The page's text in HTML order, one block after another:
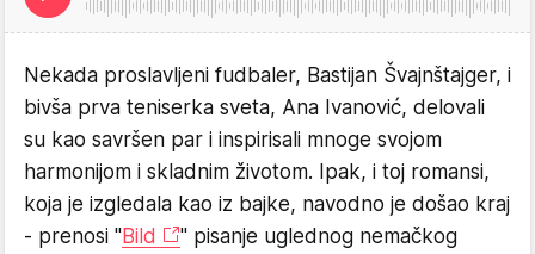
Nekada proslavljeni fudbaler, Bastijan Švajnštajger, i
bivša prva teniserka sveta, Ana Ivanović, delovali
su kao savršen par i inspirisali mnoge svojom
harmonijom i skladnim životom. Ipak, i toj romansi,
koja je izgledala kao iz bajke, navodno je došao kraj
- prenosi "Bild
" pisanje uglednog nemačkog